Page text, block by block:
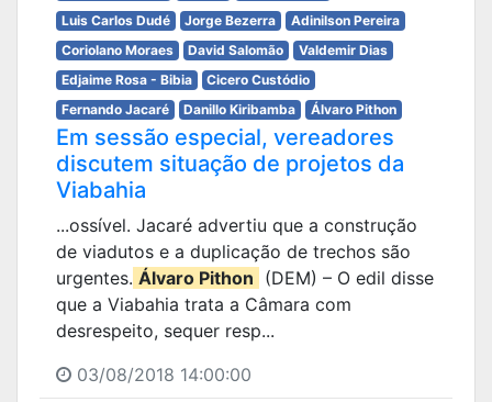
Luis Carlos Dudé
Jorge Bezerra
Adinilson Pereira
Coriolano Moraes
David Salomão
Valdemir Dias
Edjaime Rosa - Bibia
Cicero Custódio
Fernando Jacaré
Danillo Kiribamba Álvaro Pithon
Em sessão especial, vereadores
discutem situação de projetos da
Viabahia
...ossível. Jacaré advertiu que a construção
de viadutos e a duplicação de trechos são
urgentes. Álvaro Pithon (DEM) – O edil disse
que a Viabahia trata a Câmara com
desrespeito, sequer resp...
03/08/2018 14:00:00